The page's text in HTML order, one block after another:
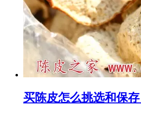
买陈皮怎么挑选和保